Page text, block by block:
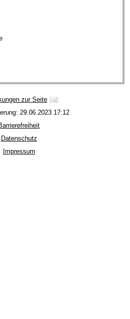
zur Seite
29.06.2023 17:12
Datenschutz
Impressum